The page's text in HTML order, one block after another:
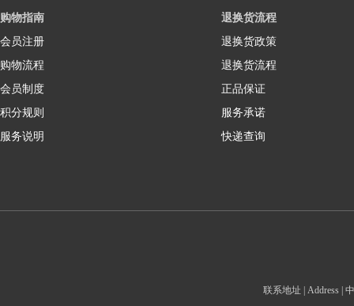
购物指南
会员注册
购物流程
会员制度
积分规则
服务说明
退换货流程
退换货政策
退换货流程
正品保证
服务承诺
快递查询
联系地址 | Address |